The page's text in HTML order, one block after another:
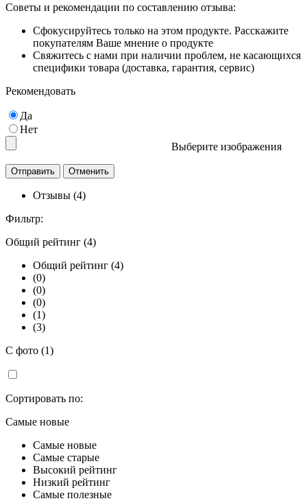
Советы и рекомендации по составлению отзыва:
Сфокусируйтесь только на этом продукте. Расскажите
покупателям Ваше мнение о продукте
Свяжитесь с нами при наличии проблем, не касающихся
специфики товара (доставка, гарантия, сервис)
Рекомендовать
Да
Нет
Выберите изображения
Отзывы (4)
Фильтр:
Общий рейтинг (4)
Общий рейтинг (4)
(0)
(0)
(0)
(1)
(3)
С фото (1)
Сортировать по:
Самые новые
Самые новые
Самые старые
Высокий рейтинг
Низкий рейтинг
Самые полезные